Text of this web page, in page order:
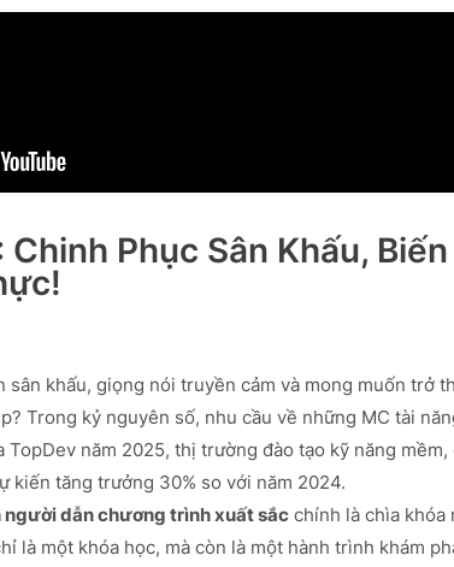
Phục Sân Khấu,
sân khấu, giọng nói truyền cảm và mong muốn trở
Trong kỷ nguyên số, nhu cầu về những MC tài
TopDev năm 2025, thị trường đào tạo kỹ năng
kiến tăng trưởng 30% so với năm 2024.
người dẫn chương trình xuất sắc chính là chìa khóa
là một khóa học, mà còn là một hành trình khám